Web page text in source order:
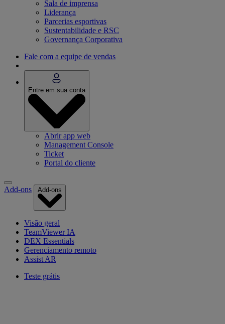
Sala de imprensa
Liderança
Parcerias esportivas
Sustentabilidade e RSC
Governança Corporativa
Fale com a equipe de vendas
Entre em sua conta
Abrir app web
Management Console
Ticket
Portal do cliente
Add-ons Add-ons
Visão geral
TeamViewer IA
DEX Essentials
Gerenciamento remoto
Assist AR
Teste grátis